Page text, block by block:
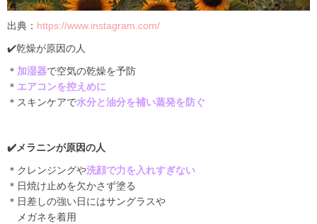
出典： https://www.instagram.com/
✔️乾燥が原因の人
＊ 加湿器で空気の乾燥を予防
＊ エアコンを控えめに
＊スキンケアで水分と油分を補い蒸発を防ぐ
✔️メラニンが原因の人
＊クレンジングや洗顔で力を入れすぎない
＊日焼け止めを欠かさず塗る
＊日差しの強い日にはサングラスや
メガネを着用